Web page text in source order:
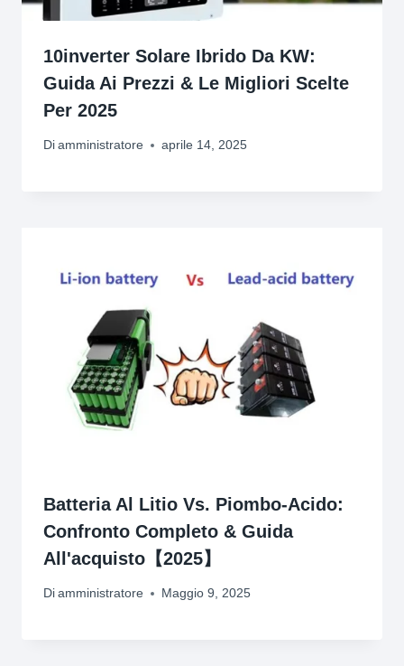
10inverter Solare Ibrido Da KW:
Guida Ai Prezzi & Le Migliori Scelte
Per 2025
Di amministratore aprile 14, 2025
Batteria Al Litio Vs. Piombo-Acido:
Confronto Completo & Guida
All'acquisto【2025】
Di amministratore Maggio 9, 2025